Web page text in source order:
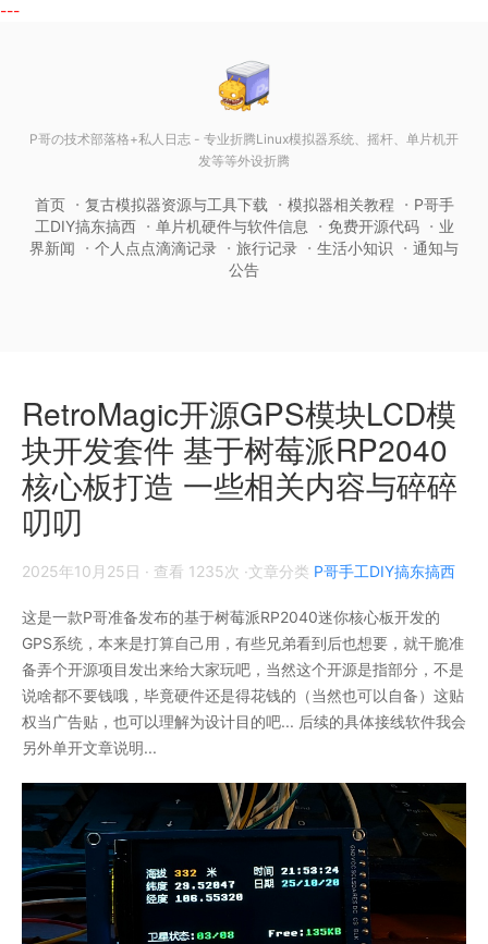
---
P哥の技术部落格+私人日志 - 专业折腾Linux模拟器系统、摇杆、单片机开
发等等外设折腾
首页 复古模拟器资源与工具下载 模拟器相关教程
P哥手
工DIY搞东搞西
单片机硬件与软件信息 免费开源代码
业
界新闻
个人点点滴滴记录 旅行记录 生活小知识
通知与
公告
RetroMagic开源GPS模块LCD模
块开发套件 基于树莓派RP2040
核心板打造 一些相关内容与碎碎
叨叨
2025年10月25日 · 查看 1235次 ·文章分类 P哥手工DIY搞东搞西
这是一款P哥准备发布的基于树莓派RP2040迷你核心板开发的
GPS系统，本来是打算自己用，有些兄弟看到后也想要，就干脆准
备弄个开源项目发出来给大家玩吧，当然这个开源是指部分，不是
说啥都不要钱哦，毕竟硬件还是得花钱的（当然也可以自备）这贴
权当广告贴，也可以理解为设计目的吧... 后续的具体接线软件我会
另外单开文章说明...